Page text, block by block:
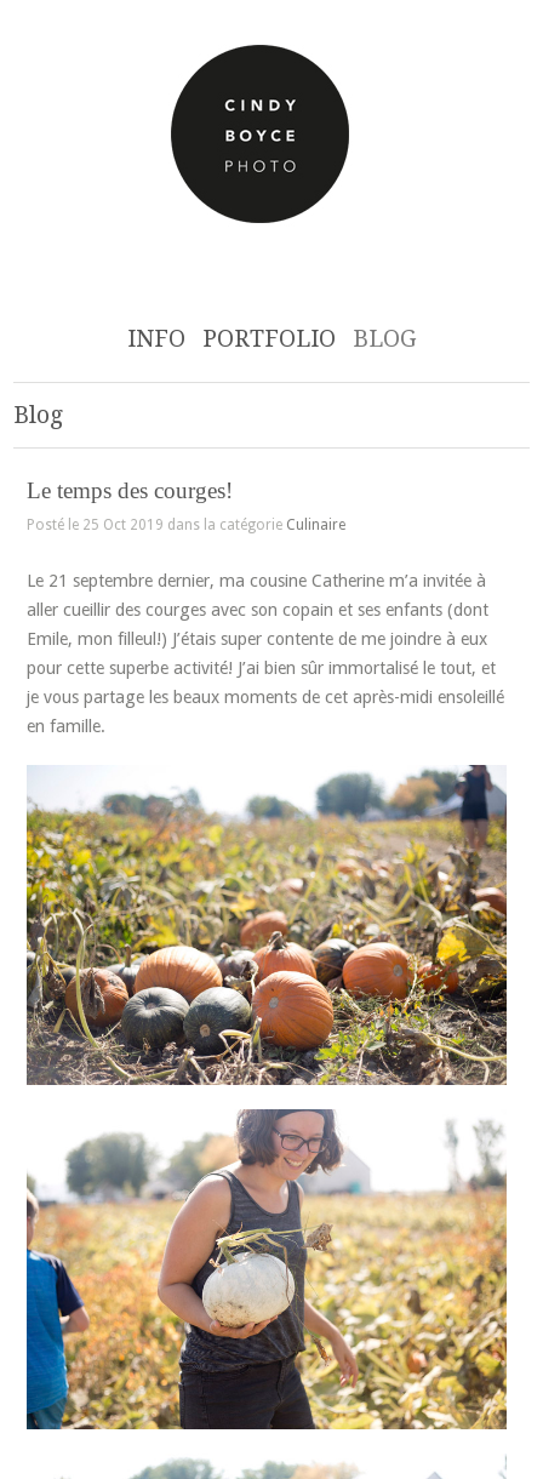
INFO PORTFOLIO BLOG
Blog
Le temps des courges!
Posté le 25 Oct 2019 dans la catégorie Culinaire
Le 21 septembre dernier, ma cousine Catherine m’a invitée à
aller cueillir des courges avec son copain et ses enfants (dont
Emile, mon filleul!) J’étais super contente de me joindre à eux
pour cette superbe activité! J’ai bien sûr immortalisé le tout, et
je vous partage les beaux moments de cet après-midi ensoleillé
en famille.